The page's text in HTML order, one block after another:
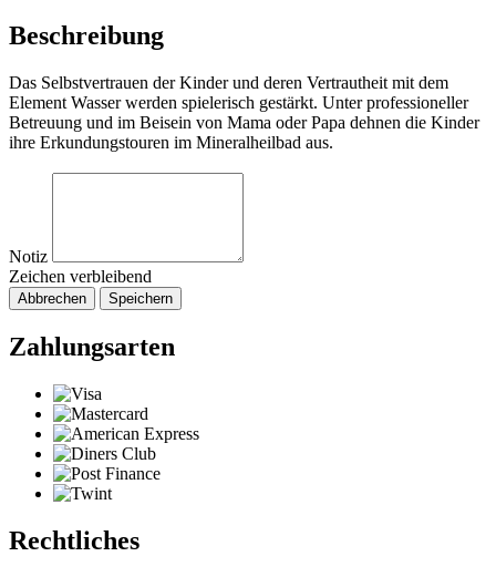
Beschreibung
Das Selbstvertrauen der Kinder und deren Vertrautheit mit dem
Element Wasser werden spielerisch gestärkt. Unter professioneller
Betreuung und im Beisein von Mama oder Papa dehnen die Kinder
ihre Erkundungstouren im Mineralheilbad aus.
Notiz
Zeichen verbleibend
Abbrechen Speichern
Zahlungsarten
Rechtliches